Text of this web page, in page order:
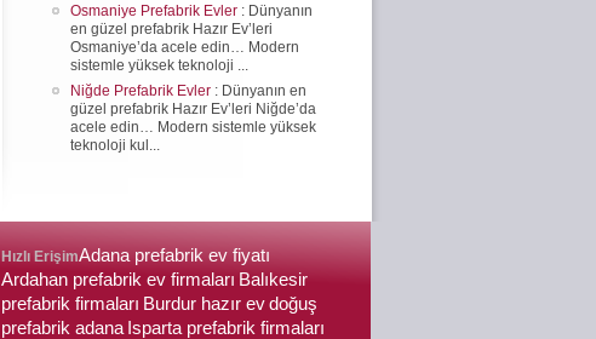
Osmaniye Prefabrik Evler : Dünyanın
en güzel prefabrik Hazır Ev’leri
Osmaniye’da acele edin… Modern
sistemle yüksek teknoloji ...
Niğde Prefabrik Evler : Dünyanın en
güzel prefabrik Hazır Ev’leri Niğde’da
acele edin… Modern sistemle yüksek
teknoloji kul...
Hızlı ErişimAdana prefabrik ev fiyatı
Ardahan prefabrik ev firmaları Balıkesir
prefabrik firmaları Burdur hazır evdoğuş
prefabrik adana Isparta prefabrik firmaları